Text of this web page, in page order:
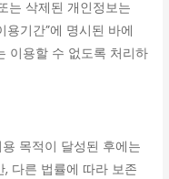
는 삭제된 개인정보는
기간”에 명시된 바에
이용할 수 없도록 처리하
목적이 달성된 후에는
다른 법률에 따라 보존